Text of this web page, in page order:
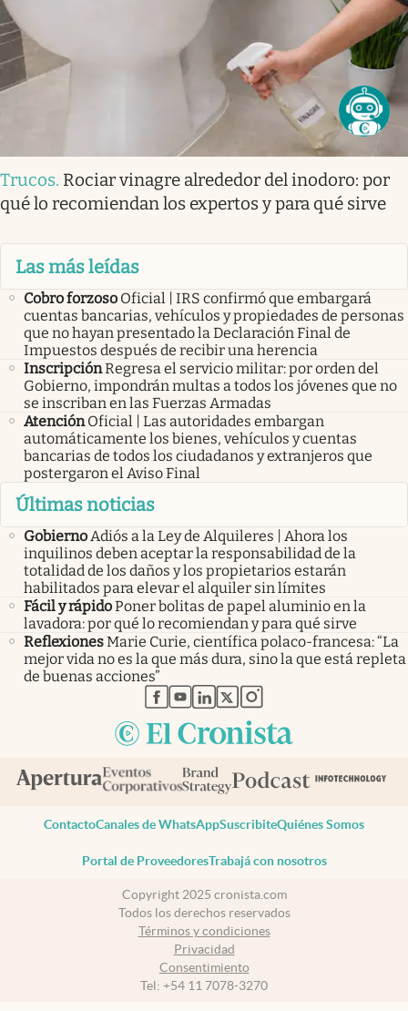
Trucos. Rociar vinagre alrededor del inodoro: por
qué lo recomiendan los expertos y para qué sirve
Las más leídas
Cobro forzoso Oficial | IRS confirmó que embargará
cuentas bancarias, vehículos y propiedades de personas
que no hayan presentado la Declaración Final de
Impuestos después de recibir una herencia
InscripciónRegresa el servicio militar: por orden del
Gobierno, impondrán multas a todos los jóvenes que no
se inscriban en las Fuerzas Armadas
Atención Oficial | Las autoridades embargan
automáticamente los bienes, vehículos y cuentas
bancarias de todos los ciudadanos y extranjeros que
postergaron el Aviso Final
Últimas noticias
GobiernoAdiós a la Ley de Alquileres | Ahora los
inquilinos deben aceptar la responsabilidad de la
totalidad de los daños y los propietarios estarán
habilitados para elevar el alquiler sin límites
Fácil y rápidoPoner bolitas de papel aluminio en la
lavadora: por qué lo recomiendan y para qué sirve
ReflexionesMarie Curie, científica polaco-francesa: “La
mejor vida no es la que más dura, sino la que está repleta
de buenas acciones”
abre en nueva pestaña
abre en nueva pestaña
abre en nueva pestaña
abre en nueva pestaña
abre en nueva pestaña
ContactoCanales de WhatsAppSuscribiteQuiénes Somos
Portal de ProveedoresTrabajá con nosotros
Copyright 2025 cronista.com
Todos los derechos reservados
Términos y condiciones
Privacidad
Consentimiento
Tel: +54 11 7078-3270